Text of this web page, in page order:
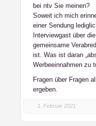
bei ntv Sie meinen?
Soweit ich mich
einer Sendung
Interviewgast über
gemeinsame
ist. Was ist daran
Werbeeinnahmen zu
Fragen über Fragen
ergeben.
1. Februar 2021